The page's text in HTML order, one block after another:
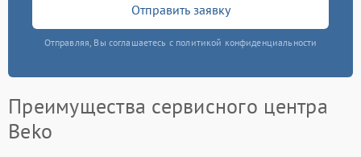
Отправить заявку
Отправляя, Вы соглашаетесь с политикой конфиденциальности
Преимущества сервисного центра
Beko